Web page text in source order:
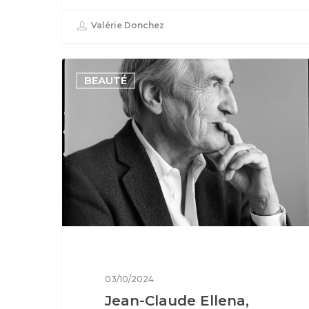
Valérie Donchez
BEAUTÉ
03/10/2024
Jean-Claude Ellena,